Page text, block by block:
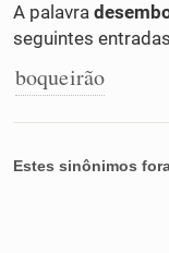
Conexões
A palavra
seguintes
boqueirão
Estes sinônimos